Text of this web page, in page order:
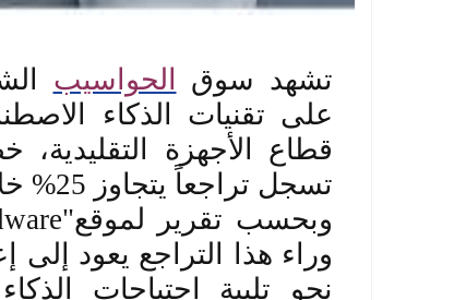
تشهد سوق الحواسيب
على تقنيات الذكاء
قطاع الأجهزة
تسجل تراجعاً يتجاوز 25% خلال عام 2026
وبحسب تقرير لموقع
وراء هذا التراجع يعود إلى
نحو تلبية احتياجات